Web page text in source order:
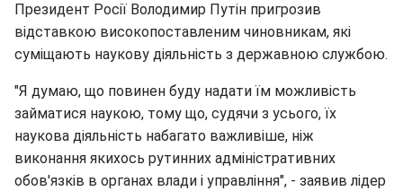
Президент Росії Володимир Путін пригрозив
відставкою високопоставленим чиновникам, які
суміщають наукову діяльність з державною службою.
"Я думаю, що повинен буду надати їм можливість
займатися наукою, тому що, судячи з усього, їх
наукова діяльність набагато важливіше, ніж
виконання якихось рутинних адміністративних
обов'язків в органах влади і управління", - заявив лідер